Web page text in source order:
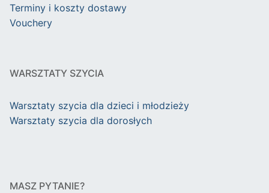
Terminy i koszty dostawy
Vouchery
WARSZTATY SZYCIA
Warsztaty szycia dla dzieci i młodzieży
Warsztaty szycia dla dorosłych
MASZ PYTANIE?